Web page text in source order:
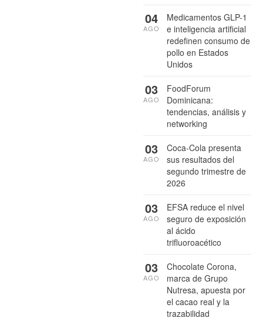
Medicamentos GLP-1
e inteligencia artificial
redefinen consumo de
pollo en Estados
Unidos
04
AGO
FoodForum
Dominicana:
tendencias, análisis y
networking
03
AGO
Coca-Cola presenta
sus resultados del
segundo trimestre de
2026
03
AGO
EFSA reduce el nivel
seguro de exposición
al ácido
trifluoroacético
03
AGO
Chocolate Corona,
marca de Grupo
Nutresa, apuesta por
el cacao real y la
trazabilidad
03
AGO